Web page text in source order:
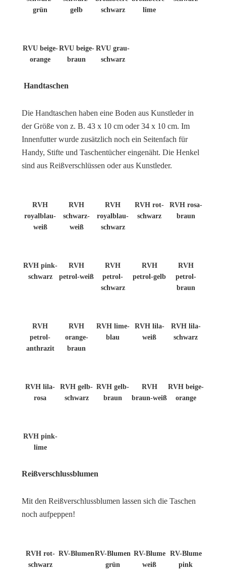
grün
gelb
schwarz
lime
RVU beige-
orange
RVU beige-
braun
RVU grau-
schwarz
Handtaschen
Die Handtaschen haben eine Boden aus Kunstleder in
der Größe von z. B. 43 x 10 cm oder 34 x 10 cm. Im
Innenfutter wurde zusätzlich noch ein Seitenfach für
Handy, Stifte und Taschentücher eingenäht. Die Henkel
sind aus Reißverschlüssen oder aus Kunstleder.
RVH
royalblau-
weiß
RVH
schwarz-
weiß
RVH
royalblau-
schwarz
RVH rot-
schwarz
RVH rosa-
braun
RVH pink-
schwarz
RVH
petrol-weiß
RVH
petrol-
schwarz
RVH
petrol-gelb
RVH
petrol-
braun
RVH
petrol-
anthrazit
RVH
orange-
braun
RVH lime-
blau
RVH lila-
weiß
RVH lila-
schwarz
RVH lila-
rosa
RVH gelb-
schwarz
RVH gelb-
braun
RVH
braun-weiß
RVH beige-
orange
RVH pink-
lime
Reißverschlussblumen
Mit den Reißverschlussblumen lassen sich die Taschen
noch aufpeppen!
RVH rot-
schwarz
RV-BlumenRV-Blumen
grün
RV-Blume
weiß
RV-Blume
pink